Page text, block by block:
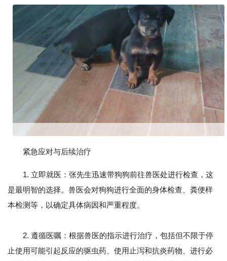
紧急应对与后续治疗
1. 立即就医：张先生迅速带狗狗前往兽医处进行检查，这
是最明智的选择。兽医会对狗狗进行全面的身体检查、粪便样
本检测等，以确定具体病因和严重程度。
2. 遵循医嘱：根据兽医的指示进行治疗，包括但不限于停
止使用可能引起反应的驱虫药、使用止泻和抗炎药物、进行必